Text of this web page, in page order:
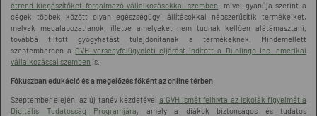
étrend-kiegészítőket forgalmazó vállalkozásokkal szemben, mivel gyanúja szerint a
cégek többek között olyan egészségügyi állításokkal népszerűsítik termékeiket,
melyek megalapozatlanok, illetve amelyeket nem tudnak kellően alátámasztani,
továbbá tiltott gyógyhatást tulajdonítanak a termékeknek. Mindemellett
szeptemberben a GVH versenyfelügyeleti eljárást indított a Duolingo Inc. amerikai
vállalkozással szemben is.
Fókuszban edukáció és a megelőzés főként az online térben
Szeptember elején, az új tanév kezdetével a GVH ismét felhívta az iskolák figyelmét a
Digitális Tudatosság Programjára, amely a diákok biztonságos és tudatos